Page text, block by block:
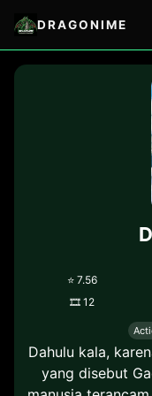
DRAGONIME
⭐7.56
🎞12
Dahulu kala,
yang disebut